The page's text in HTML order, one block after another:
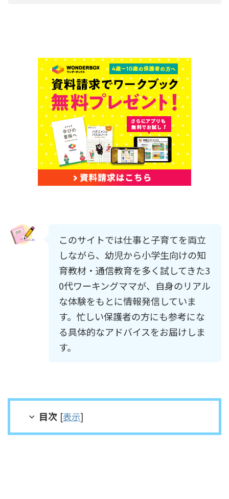
このサイトでは仕事と子育てを両立
しながら、幼児から小学生向けの知
育教材・通信教育を多く試してきた3
0代ワーキングママが、自身のリアル
な体験をもとに情報発信していま
す。忙しい保護者の方にも参考にな
る具体的なアドバイスをお届けしま
す。
目次 [表示]